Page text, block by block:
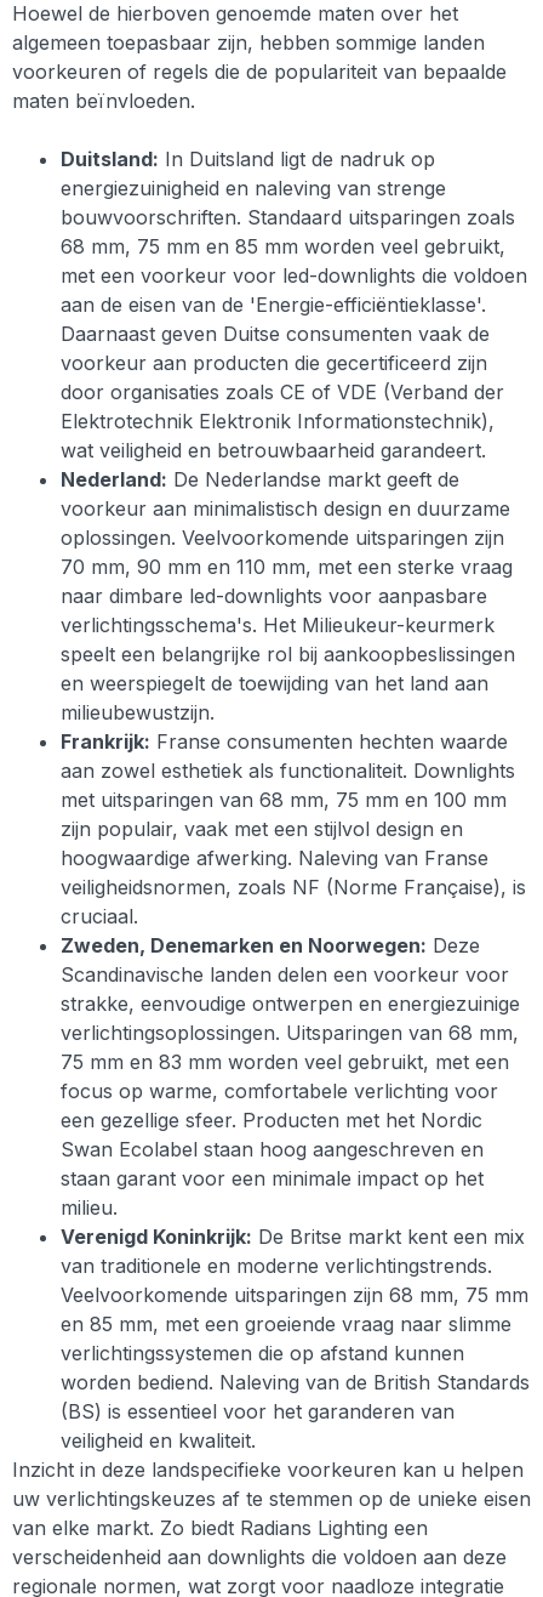
Hoewel de hierboven genoemde maten over het
algemeen toepasbaar zijn, hebben sommige landen
voorkeuren of regels die de populariteit van bepaalde
maten beïnvloeden.
Duitsland: In Duitsland ligt de nadruk op
energiezuinigheid en naleving van strenge
bouwvoorschriften. Standaard uitsparingen zoals
68 mm, 75 mm en 85 mm worden veel gebruikt,
met een voorkeur voor led-downlights die voldoen
aan de eisen van de 'Energie-efficiëntieklasse'.
Daarnaast geven Duitse consumenten vaak de
voorkeur aan producten die gecertificeerd zijn
door organisaties zoals CE of VDE (Verband der
Elektrotechnik Elektronik Informationstechnik),
wat veiligheid en betrouwbaarheid garandeert.
Nederland: De Nederlandse markt geeft de
voorkeur aan minimalistisch design en duurzame
oplossingen. Veelvoorkomende uitsparingen zijn
70 mm, 90 mm en 110 mm, met een sterke vraag
naar dimbare led-downlights voor aanpasbare
verlichtingsschema's. Het Milieukeur-keurmerk
speelt een belangrijke rol bij aankoopbeslissingen
en weerspiegelt de toewijding van het land aan
milieubewustzijn.
Frankrijk: Franse consumenten hechten waarde
aan zowel esthetiek als functionaliteit. Downlights
met uitsparingen van 68 mm, 75 mm en 100 mm
zijn populair, vaak met een stijlvol design en
hoogwaardige afwerking. Naleving van Franse
veiligheidsnormen, zoals NF (Norme Française), is
cruciaal.
Zweden, Denemarken en Noorwegen: Deze
Scandinavische landen delen een voorkeur voor
strakke, eenvoudige ontwerpen en energiezuinige
verlichtingsoplossingen. Uitsparingen van 68 mm,
75 mm en 83 mm worden veel gebruikt, met een
focus op warme, comfortabele verlichting voor
een gezellige sfeer. Producten met het Nordic
Swan Ecolabel staan hoog aangeschreven en
staan garant voor een minimale impact op het
milieu.
Verenigd Koninkrijk: De Britse markt kent een mix
van traditionele en moderne verlichtingstrends.
Veelvoorkomende uitsparingen zijn 68 mm, 75 mm
en 85 mm, met een groeiende vraag naar slimme
verlichtingssystemen die op afstand kunnen
worden bediend. Naleving van de British Standards
(BS) is essentieel voor het garanderen van
veiligheid en kwaliteit.
Inzicht in deze landspecifieke voorkeuren kan u helpen
uw verlichtingskeuzes af te stemmen op de unieke eisen
van elke markt. Zo biedt Radians Lighting een
verscheidenheid aan downlights die voldoen aan deze
regionale normen, wat zorgt voor naadloze integratie